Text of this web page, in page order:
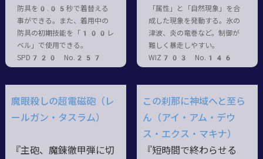
防具を0.05秒で着替える
事ができる。また、着用中の
防具の初期技能を「100レ
ベル」で使用できる。
SPD720 No.257
「属性」と「自然現象」を合
成した現象を発動する。氷の
津波、炎の竜巻など。制御が
難しく暴走しやすい。
WIZ703 No.146
魔眼殺しの超電磁砲（レ
ールガン・タスラム）
『主砲、魔錬徹甲弾に切
この刹那に神域へと至ら
ん（アイ・アム・デウ
ス・エクス・マキナ）
『短時間で終わらせる